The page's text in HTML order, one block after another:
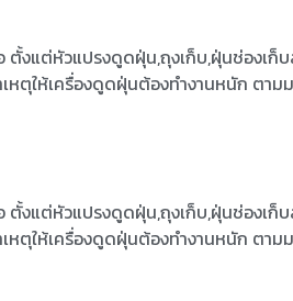
ตั้งแต่หัวแปรงดูดฝุ่น,ถุงเก็บ,ฝุ่นช่องเก็
หตุให้เครื่องดูดฝุ่นต้องทำงานหนัก ตาม
ตั้งแต่หัวแปรงดูดฝุ่น,ถุงเก็บ,ฝุ่นช่องเก็
หตุให้เครื่องดูดฝุ่นต้องทำงานหนัก ตาม